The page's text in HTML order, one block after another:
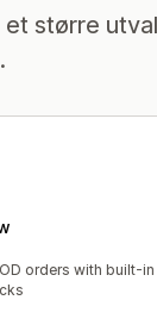
et større
orders with built-